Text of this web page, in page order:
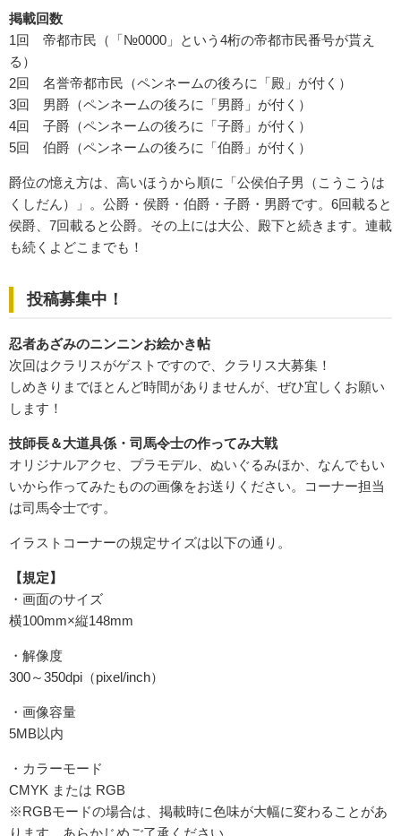
掲載回数
1回 帝都市民（「№0000」という4桁の帝都市民番号が貰え
る）
2回 名誉帝都市民（ペンネームの後ろに「殿」が付く）
3回 男爵（ペンネームの後ろに「男爵」が付く）
4回 子爵（ペンネームの後ろに「子爵」が付く）
5回 伯爵（ペンネームの後ろに「伯爵」が付く）
爵位の憶え方は、高いほうから順に「公侯伯子男（こうこうは
くしだん）」。公爵・侯爵・伯爵・子爵・男爵です。6回載ると
侯爵、7回載ると公爵。その上には大公、殿下と続きます。連載
も続くよどこまでも！
投稿募集中！
忍者あざみのニンニンお絵かき帖
次回はクラリスがゲストですので、クラリス大募集！
しめきりまでほとんど時間がありませんが、ぜひ宜しくお願い
します！
技師長＆大道具係・司馬令士の作ってみ大戦
オリジナルアクセ、プラモデル、ぬいぐるみほか、なんでもい
いから作ってみたものの画像をお送りください。コーナー担当
は司馬令士です。
イラストコーナーの規定サイズは以下の通り。
【規定】
・画面のサイズ
横100mm×縦148mm
・解像度
300～350dpi（pixel/inch）
・画像容量
5MB以内
・カラーモード
CMYK または RGB
※RGBモードの場合は、掲載時に色味が大幅に変わることがあ
ります。あらかじめご了承ください。